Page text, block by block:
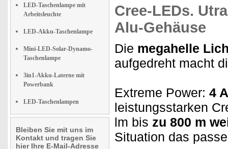
LED-Taschenlampe mit
Arbeitsleuchte
LED-Akku-Taschenlampe
Mini-LED-Solar-Dynamo-
Taschenlampe
3in1-Akku-Laterne mit
Powerbank
LED-Taschenlampen
Bleiben Sie mit uns im
Kontakt und tragen Sie
hier Ihre E-Mail-Adresse
Cree-LEDs.
Alu-Gehäuse
Die megahelle
aufgedreht macht
Extreme Power: 4
leistungsstarken
lm bis zu 800 m
Situation das